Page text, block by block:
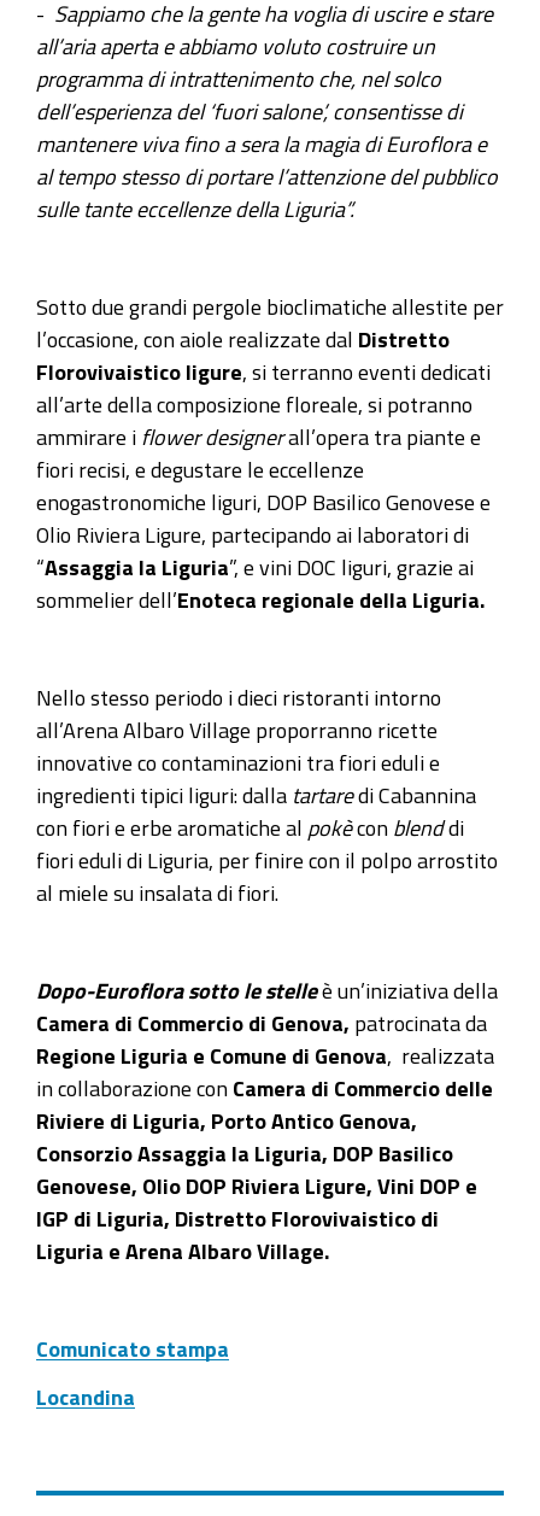
Le
dopo
Euroflora
all’Arena
Albaro
04-
23T19:30:00+02:00
2022-
05-
08T22:30:00+02:00
chiama
Euroflora
Camera
parlare
fiori,
anche
e
dopo
calde
-
Sappiamo che la gente ha voglia di uscire e stare
all’aria aperta e abbiamo voluto costruire un
programma di intrattenimento che, nel solco
dell’esperienza del ‘fuori salone’, consentisse di
mantenere viva fino a sera la magia di Euroflora e
al tempo stesso di portare l’attenzione del pubblico
sulle tante eccellenze della Liguria”.
Sotto due grandi pergole bioclimatiche allestite per
l’occasione, con aiole realizzate dal Distretto
Florovivaistico ligure , si terranno eventi dedicati
all’arte della composizione floreale, si potranno
ammirare i flower designerall’opera tra piante e
fiori recisi, e degustare le eccellenze
enogastronomiche liguri, DOP Basilico Genovese e
Olio Riviera Ligure, partecipando ai laboratori di
“Assaggia la Liguria”, e vini DOC liguri, grazie ai
sommelier dell’Enoteca regionale della Liguria.
Nello stesso periodo i dieci ristoranti intorno
all’Arena Albaro Village proporranno ricette
innovative co contaminazioni tra fiori eduli e
ingredienti tipici liguri: dalla tartaredi Cabannina
con fiori e erbe aromatiche al pokècon blenddi
fiori eduli di Liguria, per finire con il polpo arrostito
al miele su insalata di fiori.
Dopo-Euroflora sotto le stelleè un’iniziativa della
Camera di Commercio di Genova,
patrocinata da
Regione Liguria e Comune di Genova , realizzata
in collaborazione con Camera di Commercio delle
Riviere di Liguria, Porto Antico Genova,
Consorzio Assaggia la Liguria, DOP Basilico
Genovese, Olio DOP Riviera Ligure, Vini DOP e
IGP di Liguria, Distretto Florovivaistico di
Liguria e Arena Albaro Village.
Comunicato stampa
Locandina